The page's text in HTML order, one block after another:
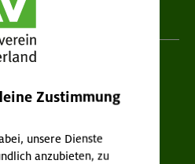
Zustimmung
unsere Dienste
anzubieten, zu